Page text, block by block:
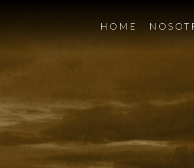
HOME